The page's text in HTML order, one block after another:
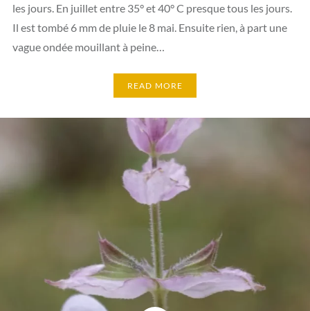
les jours. En juillet entre 35° et 40° C presque tous les jours.
Il est tombé 6 mm de pluie le 8 mai. Ensuite rien, à part une
vague ondée mouillant à peine…
READ MORE